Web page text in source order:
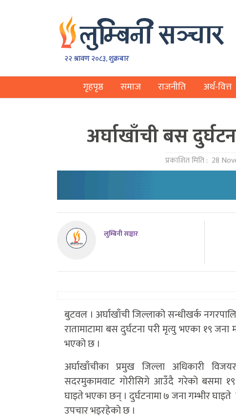
२२ श्रावण २०८३, शुक्रबार
गृहपृष्ठ समाज राजनीति अर्थ-वित्त
अर्घाखाँची बस
प्रकाशित मिति : 28
लुम्बिनी सञ्चार
बुटवल । अर्घाखाँची जिल्लाको सन्धीखर्क
रातामाटामा बस दुर्घटना परी मृत्यु भएका १९
भएको छ ।
अर्घाखाँचीका प्रमुख जिल्ला अधिकारी
सदरमुकामवाट गोरीसिगे आउँदै गरेको बसमा
घाइते भएका छन् । दुर्घटनामा ७ जना गम्भीर
उपचार भइरहेको छ ।